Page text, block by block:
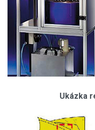
Ukázka